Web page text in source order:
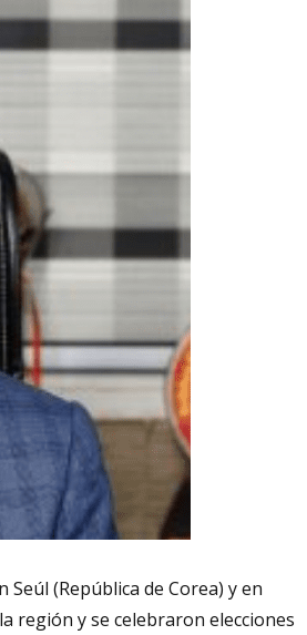
(República de Corea) y en
región y se celebraron elecciones